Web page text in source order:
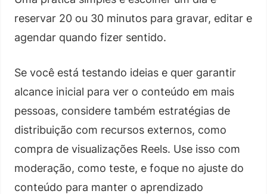
reservar 20 ou 30 minutos para gravar, editar e
agendar quando fizer sentido.
Se você está testando ideias e quer garantir
alcance inicial para ver o conteúdo em mais
pessoas, considere também estratégias de
distribuição com recursos externos, como
compra de visualizações Reels. Use isso com
moderação, como teste, e foque no ajuste do
conteúdo para manter o aprendizado